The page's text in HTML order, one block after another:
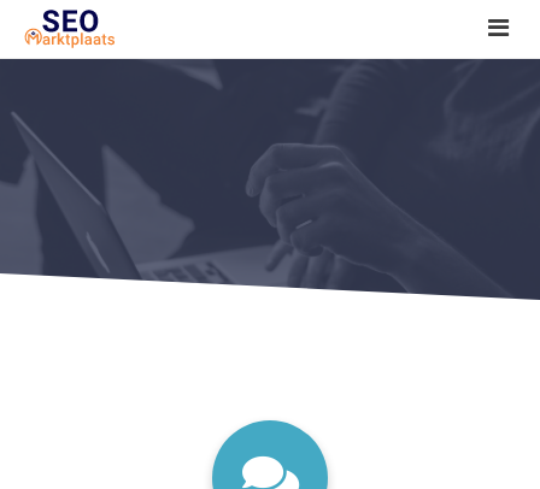
SEO tools reviews
Marketeer bij jou in de buurt?
Offerte
1. Seo voor beginners +
2. Onderzoeken +